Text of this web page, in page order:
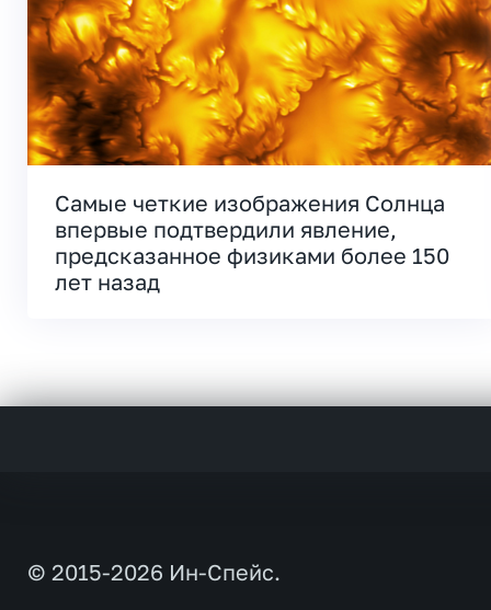
Самые четкие изображения Солнца
впервые подтвердили явление,
предсказанное физиками более 150
лет назад
© 2015-2026 Ин-Спейс.